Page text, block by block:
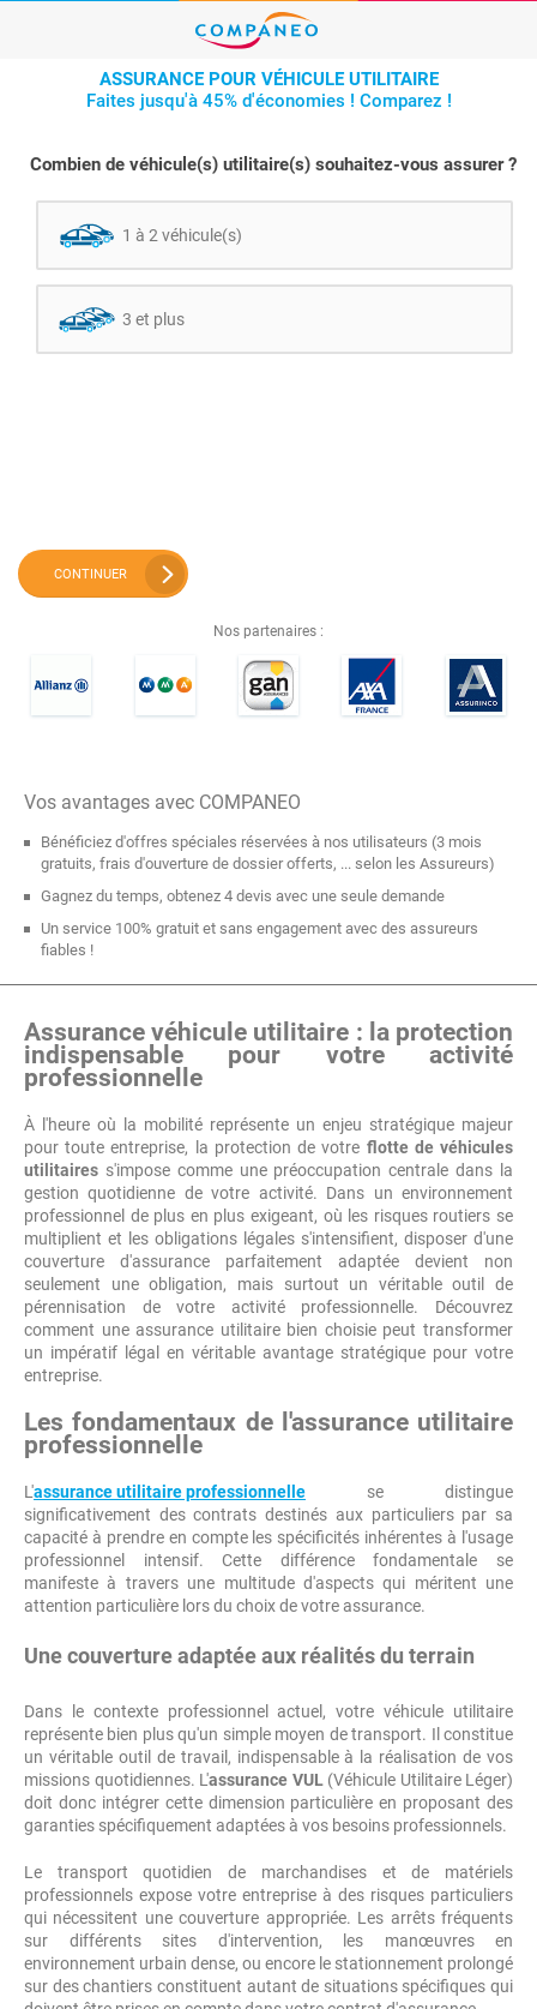
ASSURANCE POUR VÉHICULE UTILITAIRE
Faites jusqu'à 45% d'économies ! Comparez !
Combien de véhicule(s) utilitaire(s) souhaitez-vous assurer ?
1 à 2 véhicule(s)
3 et plus
CONTINUER
Nos partenaires :
Vos avantages avec COMPANEO
Bénéficiez d'offres spéciales réservées à nos utilisateurs (3 mois
gratuits, frais d'ouverture de dossier offerts, ... selon les Assureurs)
Gagnez du temps, obtenez 4 devis avec une seule demande
Un service 100% gratuit et sans engagement avec des assureurs
fiables !
Assurance véhicule utilitaire : la protection
indispensable pour votre activité
professionnelle
À l'heure où la mobilité représente un enjeu stratégique majeur
pour toute entreprise, la protection de votre flotte de véhicules
utilitaires s'impose comme une préoccupation centrale dans la
gestion quotidienne de votre activité. Dans un environnement
professionnel de plus en plus exigeant, où les risques routiers se
multiplient et les obligations légales s'intensifient, disposer d'une
couverture d'assurance parfaitement adaptée devient non
seulement une obligation, mais surtout un véritable outil de
pérennisation de votre activité professionnelle. Découvrez
comment une assurance utilitaire bien choisie peut transformer
un impératif légal en véritable avantage stratégique pour votre
entreprise.
Les fondamentaux de l'assurance utilitaire
professionnelle
L'assurance utilitaire professionnelle se distingue
significativement des contrats destinés aux particuliers par sa
capacité à prendre en compte les spécificités inhérentes à l'usage
professionnel intensif. Cette différence fondamentale se
manifeste à travers une multitude d'aspects qui méritent une
attention particulière lors du choix de votre assurance.
Une couverture adaptée aux réalités du terrain
Dans le contexte professionnel actuel, votre véhicule utilitaire
représente bien plus qu'un simple moyen de transport. Il constitue
un véritable outil de travail, indispensable à la réalisation de vos
missions quotidiennes. L'assurance VUL(Véhicule Utilitaire Léger)
doit donc intégrer cette dimension particulière en proposant des
garanties spécifiquement adaptées à vos besoins professionnels.
Le transport quotidien de marchandises et de matériels
professionnels expose votre entreprise à des risques particuliers
qui nécessitent une couverture appropriée. Les arrêts fréquents
sur différents sites d'intervention, les manœuvres en
environnement urbain dense, ou encore le stationnement prolongé
sur des chantiers constituent autant de situations spécifiques qui